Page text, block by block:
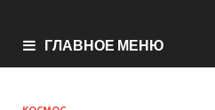
ГЛАВНОЕ МЕНЮ